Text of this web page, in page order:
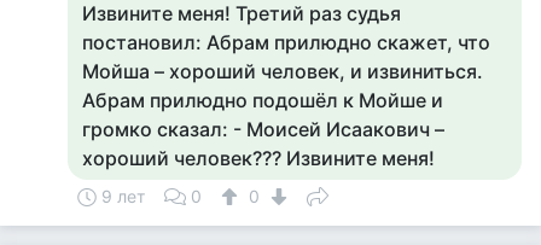
Извините меня! Третий раз судья
постановил: Абрам прилюдно скажет, что
Мойша – хороший человек, и извиниться.
Абрам прилюдно подошёл к Мойше и
громко сказал: - Моисей Исаакович –
хороший человек??? Извините меня!
9 лет 0 0